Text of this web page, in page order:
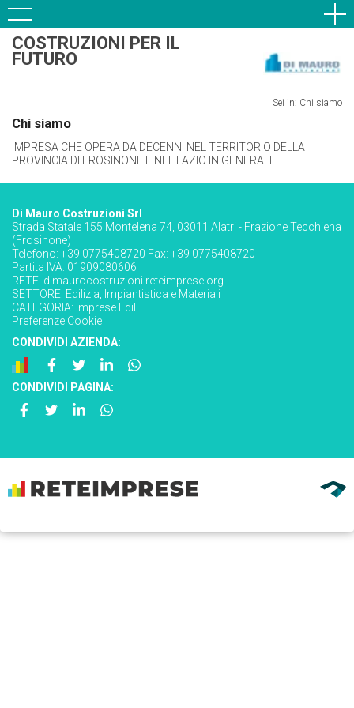
COSTRUZIONI PER IL
FUTURO
Sei in: Chi siamo
Chi siamo
IMPRESA CHE OPERA DA DECENNI NEL TERRITORIO DELLA
PROVINCIA DI FROSINONE E NEL LAZIO IN GENERALE
Di Mauro Costruzioni Srl
Strada Statale 155 Montelena 74, 03011 Alatri - Frazione Tecchiena
(Frosinone)
Telefono: +39 0775408720 Fax: +39 0775408720
Partita IVA: 01909080606
RETE: dimaurocostruzioni.reteimprese.org
SETTORE: Edilizia, Impiantistica e Materiali
CATEGORIA: Imprese Edili
Preferenze Cookie
CONDIVIDI AZIENDA:
CONDIVIDI PAGINA: